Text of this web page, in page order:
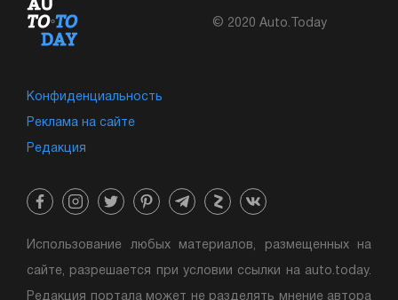
© 2020 Auto.Today
Конфиденциальность
Реклама на сайте
Редакция
Использование любых материалов, размещенных на
сайте, разрешается при условии ссылки на auto.today.
Редакция портала может не разделять мнение автора